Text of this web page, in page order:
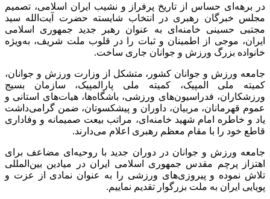
در برهه‌ای حساس از تاریخ پرفراز و نشیب ایران اسلامی، تصمیم
مجلس خبرگان رهبری در انتخاب شایسته حضرت آیت‌الله سید
مجتبی حسینی خامنه‌ای به عنوان رهبر جدید جمهوری اسلامی
ایران، موجی از اطمینان و ثبات را در قلوب ملت شریف، به‌ویژه
خانواده بزرگ ورزش و جوانان جاری ساخت.
جامعه ورزش و جوانان کشور، متشکل از وزارت ورزش و جوانان،
کمیته ملی المپیک، کمیته ملی پارالمپیک، سازمان بسیج
ورزشکاران، فدراسیون‌های ورزشی، باشگاه‌ها، هیات‌های استانی و
عموم قهرمانان، مربیان، داوران و پیشکسوتان، ضمن گرامی‌داشت
یاد و خاطره امام شهید خامنه‌ای، مراتب بیعت صمیمانه و وفاداری
قاطع خود را با مقام معظم رهبری اعلام می‌دارند.
جامعه ورزش و جوانان در دوران جدید با روحیه‌ای مضاعف برای
اهتزاز پرچم مقدس جمهوری اسلامی ایران در میادین بین‌المللی
تلاش نموده و پیروزی‌های ورزشی را به عنوان نمادی از عزت و
پویایی ایران به ملت بزرگوار تقدیم نماییم.